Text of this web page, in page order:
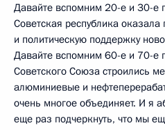
Давайте вспомним 20-е и 30-е
Советская республика
и политическую поддержку
Давайте вспомним 60-е и 70-е
Советского Союза строились
алюминиевые и
очень многое объединяет. И я
еще раз подчеркнуть, что мы